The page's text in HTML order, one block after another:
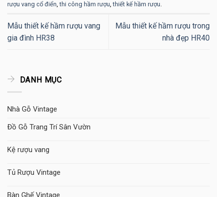
rượu vang cổ điển,thi công hầm rượu,thiết kế hầm rượu.
Mẫu thiết kế hầm rượu vang
gia đình HR38
Mẫu thiết kế hầm rượu trong
nhà đẹp HR40
DANH MỤC
Nhà Gỗ Vintage
Đồ Gỗ Trang Trí Sân Vườn
Kệ rượu vang
Tủ Rượu Vintage
Bàn Ghế Vintage